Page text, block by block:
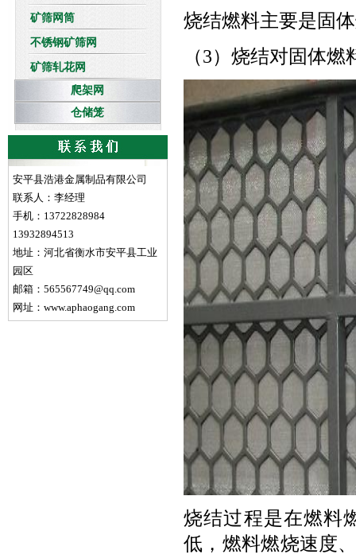
矿筛网筒
不锈钢矿筛网
矿筛轧花网
爬架网
仓储笼
安平县浩港金属制品有限公司
联系人：李经理
手机：13722828984
13932894513
地址：河北省衡水市安平县工业
园区
邮箱：565567749@qq.com
网址：www.aphaogang.com
烧结燃料主要是固
（3）烧结对固体燃
烧结过程是在燃料
低，燃料燃烧速度